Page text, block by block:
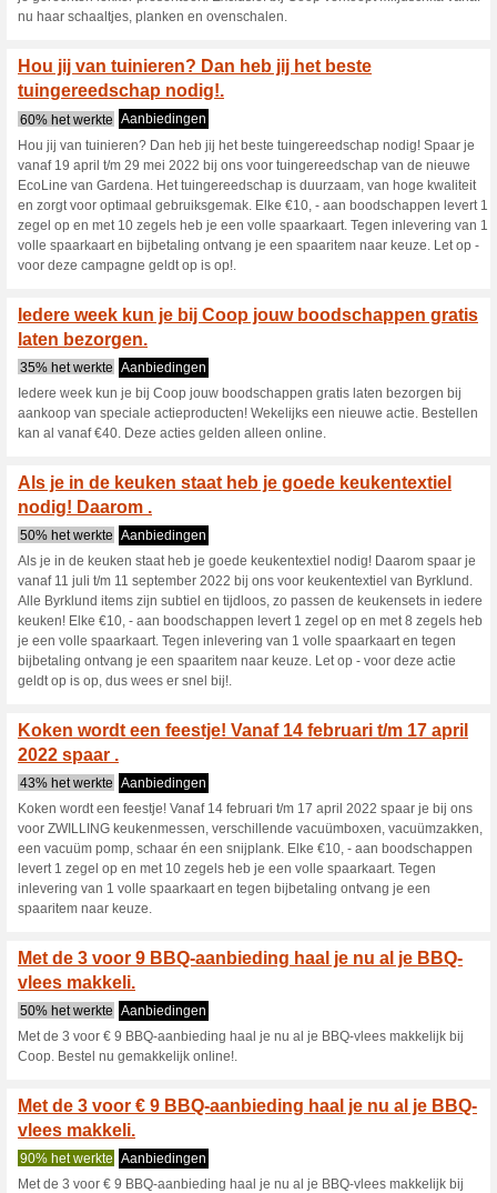
Huidige kortingen
Kerst is de tijd van
elkaar, .
40% het werkte
Kerst is de tijd van
koken en tijd om lekker
kerstbrunch, kerstdiner of
recepten geniet je volop van
Waan jezelf elke dag
hoogste k.
0% het werkte Aanbiedingen
Waan jezelf elke dag in luxe
Everyday Luxury. Sparen
Elke €5, - aan
volle spaarkaart. Tegen
ontvang je een spaaritem
dus wees er snel bij!.